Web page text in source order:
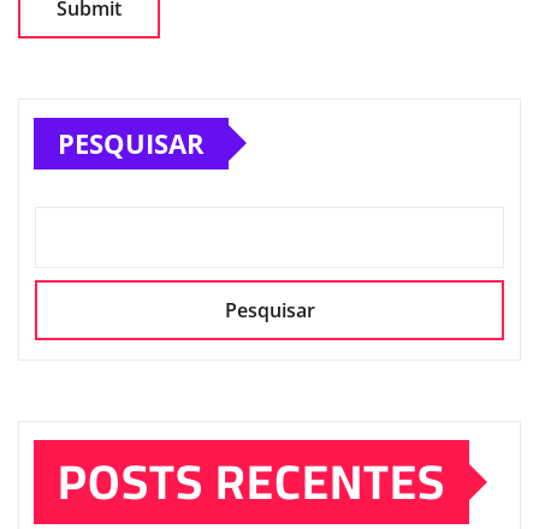
PESQUISAR
Pesquisar
POSTS RECENTES